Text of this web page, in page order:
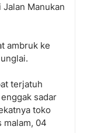
Manukan
ambruk ke
terjatuh
sadar
toko
malam, 04